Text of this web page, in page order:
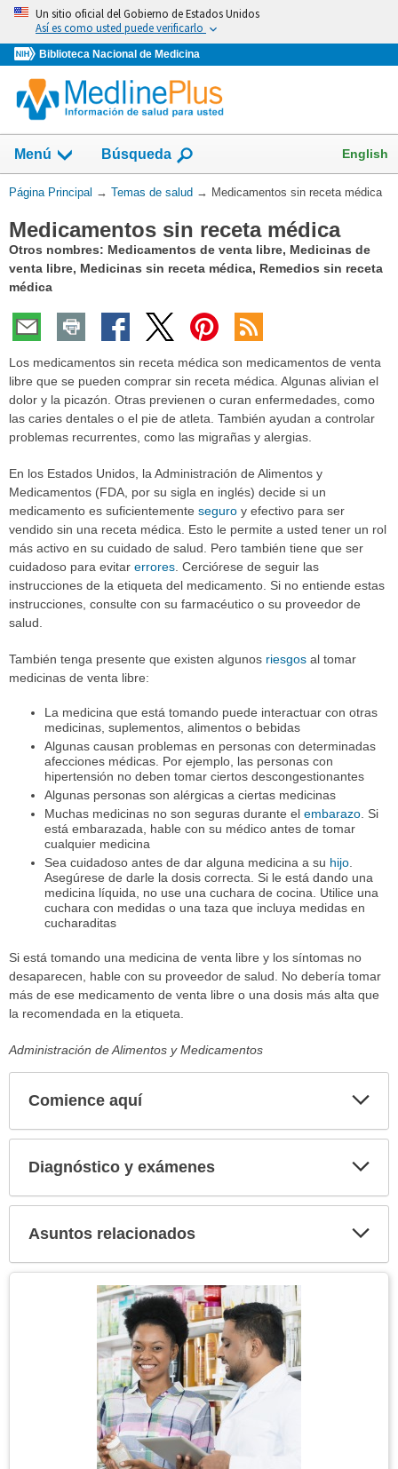
Omita
vaya
al
Contenido
Un sitio oficial del Gobierno de Estados Unidos
Así es como usted puede verificarlo
Biblioteca Nacional de Medicina
Menú
Mostrar
campo
de
Búsqueda English
Usted
aquí:
Página Principal → Temas de salud → Medicamentos sin receta médica
Medicamentos sin receta médica
Otros nombres: Medicamentos de venta libre, Medicinas de
venta libre, Medicinas sin receta médica, Remedios sin receta
médica
Los medicamentos sin receta médica son medicamentos de venta
libre que se pueden comprar sin receta médica. Algunas alivian el
dolor y la picazón. Otras previenen o curan enfermedades, como
las caries dentales o el pie de atleta. También ayudan a controlar
problemas recurrentes, como las migrañas y alergias.
En los Estados Unidos, la Administración de Alimentos y
Medicamentos (FDA, por su sigla en inglés) decide si un
medicamento es suficientemente seguro y efectivo para ser
vendido sin una receta médica. Esto le permite a usted tener un rol
más activo en su cuidado de salud. Pero también tiene que ser
cuidadoso para evitar errores . Cerciórese de seguir las
instrucciones de la etiqueta del medicamento. Si no entiende estas
instrucciones, consulte con su farmacéutico o su proveedor de
salud.
También tenga presente que existen algunos riesgos al tomar
medicinas de venta libre:
La medicina que está tomando puede interactuar con otras
medicinas, suplementos, alimentos o bebidas
Algunas causan problemas en personas con determinadas
afecciones médicas. Por ejemplo, las personas con
hipertensión no deben tomar ciertos descongestionantes
Algunas personas son alérgicas a ciertas medicinas
Muchas medicinas no son seguras durante el embarazo. Si
está embarazada, hable con su médico antes de tomar
cualquier medicina
Sea cuidadoso antes de dar alguna medicina a su hijo.
Asegúrese de darle la dosis correcta. Si le está dando una
medicina líquida, no use una cuchara de cocina. Utilice una
cuchara con medidas o una taza que incluya medidas en
cucharaditas
Si está tomando una medicina de venta libre y los síntomas no
desaparecen, hable con su proveedor de salud. No debería tomar
más de ese medicamento de venta libre o una dosis más alta que
la recomendada en la etiqueta.
Administración de Alimentos y Medicamentos
Comience aquí
Diagnóstico y exámenes
Asuntos relacionados